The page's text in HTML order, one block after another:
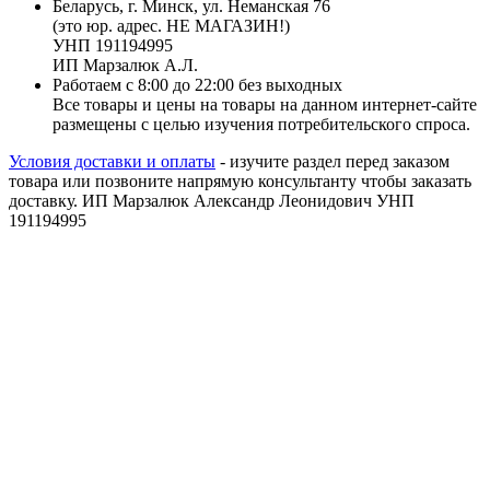
Беларусь, г. Минск, ул. Неманская 76
(это юр. адрес. НЕ МАГАЗИН!)
УНП 191194995
ИП Марзалюк А.Л.
Работаем с 8:00 до 22:00 без выходных
Все товары и цены на товары на данном интернет-сайте
размещены с целью изучения потребительского спроса.
Условия доставки и оплаты - изучите раздел перед заказом
товара или позвоните напрямую консультанту чтобы заказать
доставку. ИП Марзалюк Александр Леонидович УНП
191194995